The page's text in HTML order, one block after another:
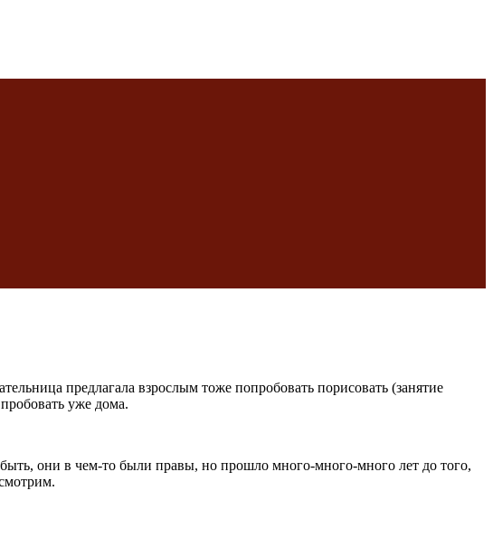
предлагала взрослым тоже попробовать порисовать (занятие
уже дома.
они в чем-то были правы, но прошло много-много-много лет до того,